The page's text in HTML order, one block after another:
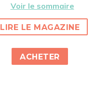
Voir le sommaire
LIRE LE MAGAZINE
ACHETER